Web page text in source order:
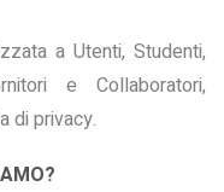
a Utenti, Studenti,
e Collaboratori,
di privacy.